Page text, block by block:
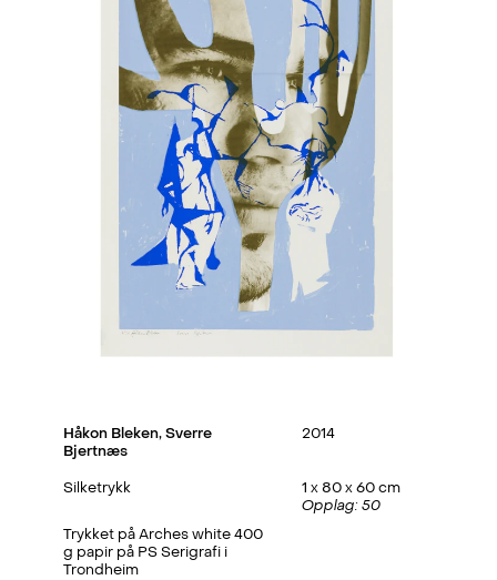
Håkon Bleken,Sverre
Bjertnæs
2014
Silketrykk
Trykket på Arches white 400
g papir på PS Serigrafi i
Trondheim
1 x 80 x 60 cm
Opplag: 50